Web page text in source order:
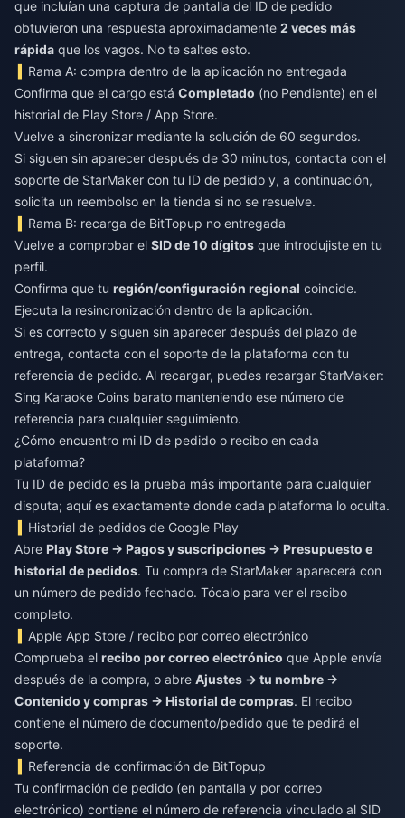
que incluían una captura de pantalla del ID de pedido
obtuvieron una respuesta aproximadamente 2 veces más
rápida que los vagos. No te saltes esto.
Rama A: compra dentro de la aplicación no entregada
Confirma que el cargo está Completado (no Pendiente) en el
historial de Play Store / App Store.
Vuelve a sincronizar mediante la solución de 60 segundos.
Si siguen sin aparecer después de 30 minutos, contacta con el
soporte de StarMaker con tu ID de pedido y, a continuación,
solicita un reembolso en la tienda si no se resuelve.
Rama B: recarga de BitTopup no entregada
Vuelve a comprobar el SID de 10 dígitos que introdujiste en tu
perfil.
Confirma que tu región/configuración regional coincide.
Ejecuta la resincronización dentro de la aplicación.
Si es correcto y siguen sin aparecer después del plazo de
entrega, contacta con el soporte de la plataforma con tu
referencia de pedido. Al recargar, puedes recargar StarMaker:
Sing Karaoke Coins barato manteniendo ese número de
referencia para cualquier seguimiento.
¿Cómo encuentro mi ID de pedido o recibo en cada
plataforma?
Tu ID de pedido es la prueba más importante para cualquier
disputa; aquí es exactamente donde cada plataforma lo oculta.
Historial de pedidos de Google Play
Abre Play Store → Pagos y suscripciones → Presupuesto e
historial de pedidos. Tu compra de StarMaker aparecerá con
un número de pedido fechado. Tócalo para ver el recibo
completo.
Apple App Store / recibo por correo electrónico
Comprueba el recibo por correo electrónico que Apple envía
después de la compra, o abre Ajustes → tu nombre →
Contenido y compras → Historial de compras. El recibo
contiene el número de documento/pedido que te pedirá el
soporte.
Referencia de confirmación de BitTopup
Tu confirmación de pedido (en pantalla y por correo
electrónico) contiene el número de referencia vinculado al SID